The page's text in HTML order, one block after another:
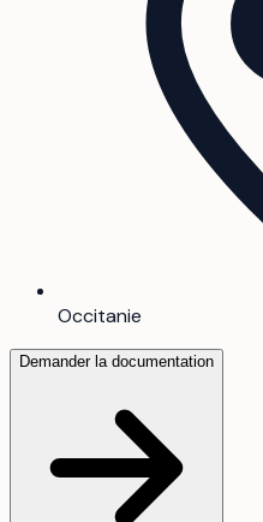
Occitanie
Demander la documentation